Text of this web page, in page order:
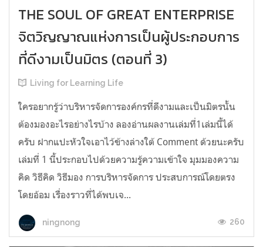
THE SOUL OF GREAT ENTERPRISE
จิตวิญญาณแห่งการเป็นผู้ประกอบการ
ที่ดีงามเป็นมิตร (ตอนที่ 3)
Living for Learning Life
ใครอยากรู้ว่าบริหารจัดการองค์กรที่ดีงามและเป็นมิตรนั้น
ต้องมองอะไรอย่างไร​บ้าง ลองอ่าน​ผลงานเล่มที่1เล่มนี้ได้
ครับ​ ฝากแปะหัวใจเอาไว้ข้างล่างใต้​ Comment​ ด้วยนะครับ
เล่มที่​ 1​ นี้ประกอบไปด้วยความรู้ความเข้าใจ มุมมองความ
คิด วิธีคิด วิธีมอง การบริหารจัดการ ประสบการณ์โดยตรง
โดยอ้อม เรื่องราวที่ได้พบเจ...
ningnong 260